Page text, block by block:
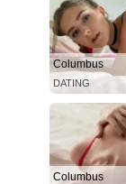
Columbus
DATING
Columbus